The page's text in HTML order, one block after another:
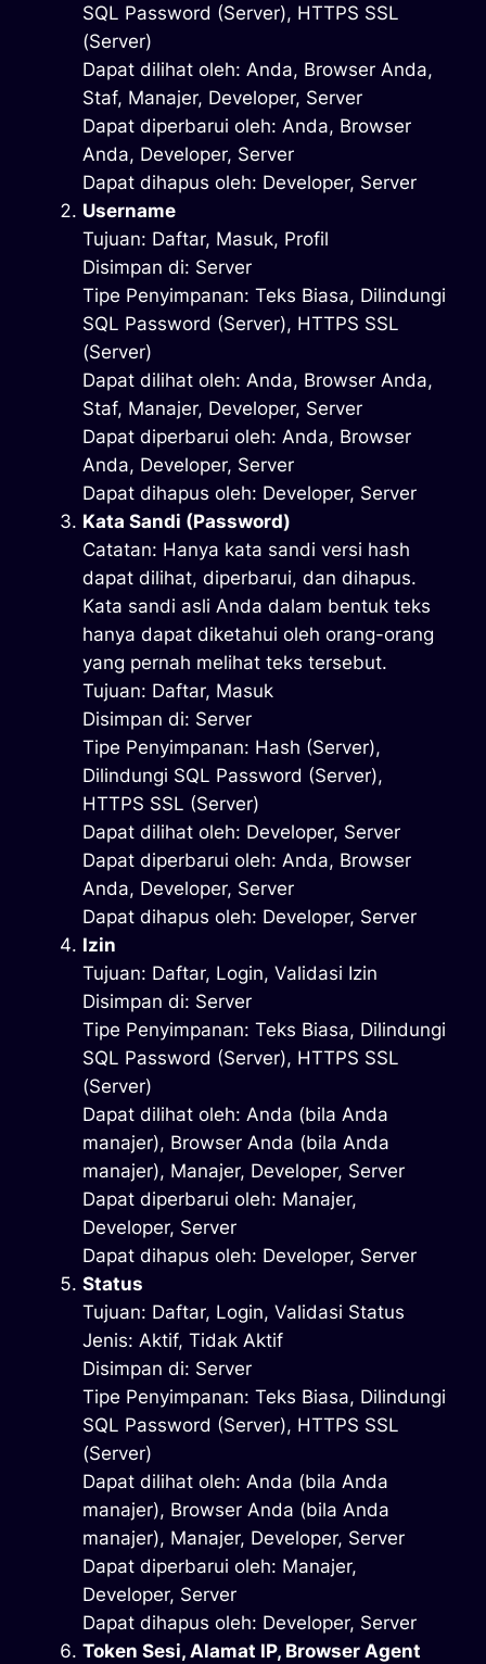
SQL Password (Server), HTTPS SSL
(Server)
Dapat dilihat oleh: Anda, Browser Anda,
Staf, Manajer, Developer, Server
Dapat diperbarui oleh: Anda, Browser
Anda, Developer, Server
Dapat dihapus oleh: Developer, Server
Username
Tujuan: Daftar, Masuk, Profil
Disimpan di: Server
Tipe Penyimpanan: Teks Biasa, Dilindungi
SQL Password (Server), HTTPS SSL
(Server)
Dapat dilihat oleh: Anda, Browser Anda,
Staf, Manajer, Developer, Server
Dapat diperbarui oleh: Anda, Browser
Anda, Developer, Server
Dapat dihapus oleh: Developer, Server
Kata Sandi (Password)
Catatan: Hanya kata sandi versi hash
dapat dilihat, diperbarui, dan dihapus.
Kata sandi asli Anda dalam bentuk teks
hanya dapat diketahui oleh orang-orang
yang pernah melihat teks tersebut.
Tujuan: Daftar, Masuk
Disimpan di: Server
Tipe Penyimpanan: Hash (Server),
Dilindungi SQL Password (Server),
HTTPS SSL (Server)
Dapat dilihat oleh: Developer, Server
Dapat diperbarui oleh: Anda, Browser
Anda, Developer, Server
Dapat dihapus oleh: Developer, Server
Izin
Tujuan: Daftar, Login, Validasi Izin
Disimpan di: Server
Tipe Penyimpanan: Teks Biasa, Dilindungi
SQL Password (Server), HTTPS SSL
(Server)
Dapat dilihat oleh: Anda (bila Anda
manajer), Browser Anda (bila Anda
manajer), Manajer, Developer, Server
Dapat diperbarui oleh: Manajer,
Developer, Server
Dapat dihapus oleh: Developer, Server
Status
Tujuan: Daftar, Login, Validasi Status
Jenis: Aktif, Tidak Aktif
Disimpan di: Server
Tipe Penyimpanan: Teks Biasa, Dilindungi
SQL Password (Server), HTTPS SSL
(Server)
Dapat dilihat oleh: Anda (bila Anda
manajer), Browser Anda (bila Anda
manajer), Manajer, Developer, Server
Dapat diperbarui oleh: Manajer,
Developer, Server
Dapat dihapus oleh: Developer, Server
Token Sesi, Alamat IP, Browser Agent